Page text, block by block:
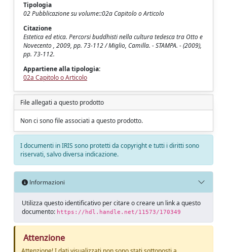
Tipologia
02 Pubblicazione su volume::02a Capitolo o Articolo
Citazione
Estetica ed etica. Percorsi buddhisti nella cultura tedesca tra Otto e
Novecento , 2009, pp. 73-112 / Miglio, Camilla. - STAMPA. - (2009),
pp. 73-112.
Appartiene alla tipologia:
02a Capitolo o Articolo
File allegati a questo prodotto
Non ci sono file associati a questo prodotto.
I documenti in IRIS sono protetti da copyright e tutti i diritti sono
riservati, salvo diversa indicazione.
Informazioni
Utilizza questo identificativo per citare o creare un link a questo
documento: https://hdl.handle.net/11573/170349
Attenzione